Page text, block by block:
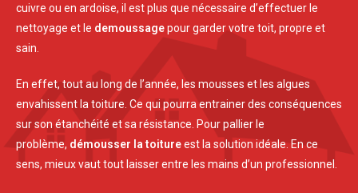
cuivre ou en ardoise, il est plus que nécessaire d’effectuer le
nettoyage et le demoussagepour garder votre toit, propre et
sain.
En effet, tout au long de l’année, les mousses et les algues
envahissent la toiture. Ce qui pourra entrainer des conséquences
sur son étanchéité et sa résistance. Pour pallier le
problème, démousser la toitureest la solution idéale. En ce
sens, mieux vaut tout laisser entre les mains d’un professionnel.